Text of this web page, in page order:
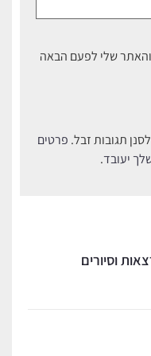
שלי לפעם הבאה
פרטים
יעובד.
וסיורים